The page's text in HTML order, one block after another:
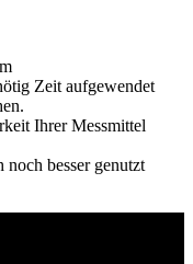
Zeit aufgewendet
Ihrer Messmittel
besser genutzt